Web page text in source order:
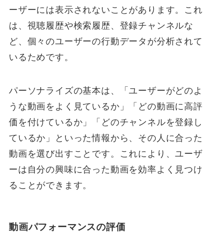
ーザーには表示されないことがあります。これ
は、視聴履歴や検索履歴、登録チャンネルな
ど、個々のユーザーの行動データが分析されて
いるためです。
パーソナライズの基本は、「ユーザーがどのよ
うな動画をよく見ているか」「どの動画に高評
価を付けているか」「どのチャンネルを登録し
ているか」といった情報から、その人に合った
動画を選び出すことです。これにより、ユーザ
ーは自分の興味に合った動画を効率よく見つけ
ることができます。
動画パフォーマンスの評価